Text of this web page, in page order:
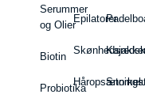
Serummer
og Olier
Biotin
Probiotika
Epilatorer